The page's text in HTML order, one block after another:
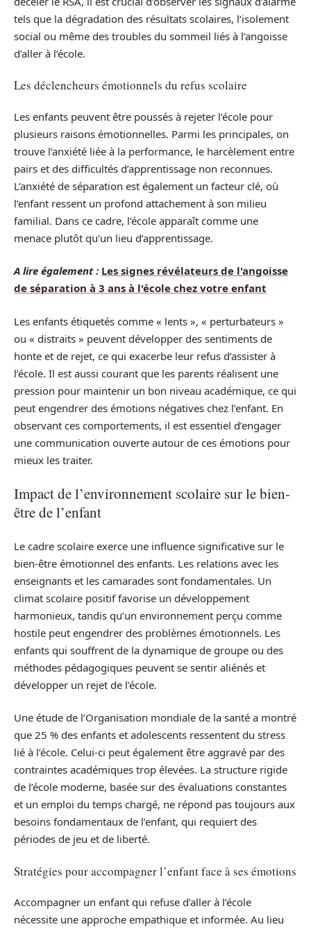
tels que la dégradation des résultats scolaires, l’isolement
social ou même des troubles du sommeil liés à l’angoisse
d’aller à l’école.
Les déclencheurs émotionnels du refus scolaire
Les enfants peuvent être poussés à rejeter l’école pour
plusieurs raisons émotionnelles. Parmi les principales, on
trouve l’anxiété liée à la performance, le harcèlement entre
pairs et des difficultés d’apprentissage non reconnues.
L’anxiété de séparation est également un facteur clé, où
l’enfant ressent un profond attachement à son milieu
familial. Dans ce cadre, l’école apparaît comme une
menace plutôt qu’un lieu d’apprentissage.
A lire également : Les signes révélateurs de l'angoisse
de séparation à 3 ans à l'école chez votre enfant
Les enfants étiquetés comme « lents », « perturbateurs »
ou « distraits » peuvent développer des sentiments de
honte et de rejet, ce qui exacerbe leur refus d’assister à
l’école. Il est aussi courant que les parents réalisent une
pression pour maintenir un bon niveau académique, ce qui
peut engendrer des émotions négatives chez l’enfant. En
observant ces comportements, il est essentiel d’engager
une communication ouverte autour de ces émotions pour
mieux les traiter.
Impact de l’environnement scolaire sur le bien-
être de l’enfant
Le cadre scolaire exerce une influence significative sur le
bien-être émotionnel des enfants. Les relations avec les
enseignants et les camarades sont fondamentales. Un
climat scolaire positif favorise un développement
harmonieux, tandis qu’un environnement perçu comme
hostile peut engendrer des problèmes émotionnels. Les
enfants qui souffrent de la dynamique de groupe ou des
méthodes pédagogiques peuvent se sentir aliénés et
développer un rejet de l’école.
Une étude de l’Organisation mondiale de la santé a montré
que 25 % des enfants et adolescents ressentent du stress
lié à l’école. Celui-ci peut également être aggravé par des
contraintes académiques trop élevées. La structure rigide
de l’école moderne, basée sur des évaluations constantes
et un emploi du temps chargé, ne répond pas toujours aux
besoins fondamentaux de l’enfant, qui requiert des
périodes de jeu et de liberté.
Stratégies pour accompagner l’enfant face à ses émotions
Accompagner un enfant qui refuse d’aller à l’école
nécessite une approche empathique et informée. Au lieu